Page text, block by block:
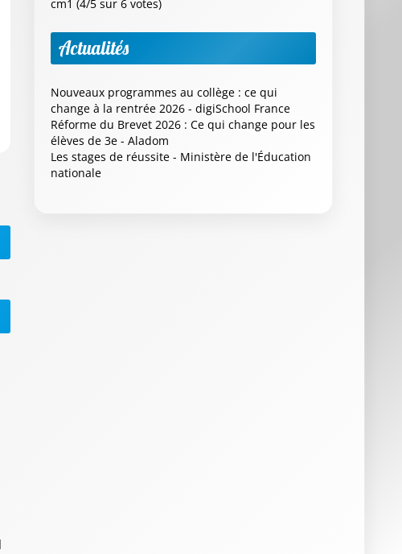
cm1 (4/5 sur 6 votes)
Actualités
Nouveaux programmes au collège : ce qui
change à la rentrée 2026 - digiSchool France
Réforme du Brevet 2026 : Ce qui change pour les
élèves de 3e - Aladom
Les stages de réussite - Ministère de l'Éducation
nationale